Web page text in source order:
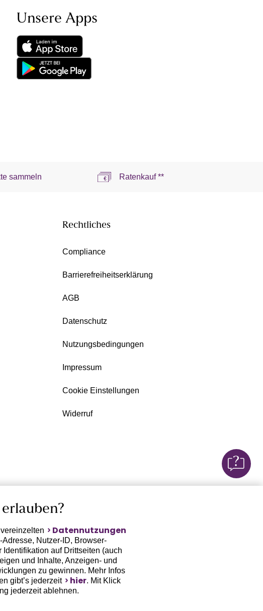
Unsere Apps
sammeln Ratenkauf **
Rechtliches
Compliance
Barrierefreiheitserklärung
AGB
Datenschutz
Nutzungsbedingungen
Impressum
Cookie Einstellungen
Widerruf
Datennutzungen
Nutzer-ID, Browser-
auf Drittseiten (auch
und Inhalte, Anzeigen- und
zu gewinnen. Mehr Infos
gibt’s jederzeit
hier. Mit Klick
jederzeit ablehnen.